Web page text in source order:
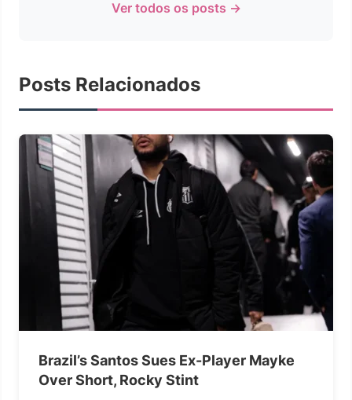
Ver todos os posts →
Posts Relacionados
Brazil’s Santos Sues Ex-Player Mayke
Over Short, Rocky Stint